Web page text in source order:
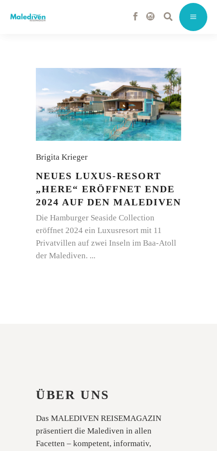
Brigita Krieger
NEUES LUXUS-RESORT
„HERE“ ERÖFFNET ENDE
2024 AUF DEN MALEDIVEN
Die Hamburger Seaside Collection
eröffnet 2024 ein Luxusresort mit 11
Privatvillen auf zwei Inseln im Baa-Atoll
der Malediven.
ÜBER UNS
Das MALEDIVEN REISEMAGAZIN
präsentiert die Malediven in allen
Facetten – kompetent, informativ,